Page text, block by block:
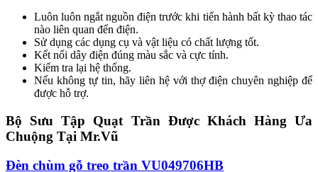
Luôn luôn ngắt nguồn điện trước khi tiến hành bất kỳ thao tác
nào liên quan đến điện.
Sử dụng các dụng cụ và vật liệu có chất lượng tốt.
Kết nối dây điện đúng màu sắc và cực tính.
Kiểm tra lại hệ thống.
Nếu không tự tin, hãy liên hệ với thợ điện chuyên nghiệp để
được hỗ trợ.
Bộ Sưu Tập Quạt Trần Được Khách Hàng Ưa
Chuộng Tại Mr.Vũ
Đèn chùm gỗ treo trần VU049706HB